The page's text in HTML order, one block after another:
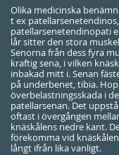
Olika medicinska
t ex patellarsenetendinos,
patellarsenetendinopati
lår sitter den stora
Senorna från dess fyra
kraftig sena, i vilken
inbakad mitt i. Senan
på underbenet, tibia.
överbelastningsskada i
patellarsenan. Det
oftast i övergången
knäskålens nedre kant.
förekomma vid
långt ifrån lika vanligt.